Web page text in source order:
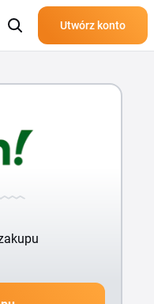
Utwórz konto